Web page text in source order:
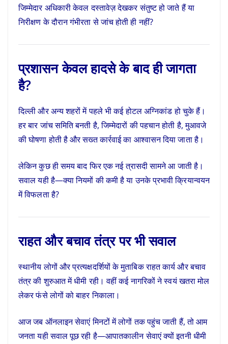
जिम्मेदार अधिकारी केवल दस्तावेज़ देखकर संतुष्ट हो जाते हैं या
निरीक्षण के दौरान गंभीरता से जांच होती ही नहीं?
प्रशासन केवल हादसे के बाद ही जागता
है?
दिल्ली और अन्य शहरों में पहले भी कई होटल अग्निकांड हो चुके हैं।
हर बार जांच समिति बनती है, जिम्मेदारों की पहचान होती है, मुआवजे
की घोषणा होती है और सख्त कार्रवाई का आश्वासन दिया जाता है।
लेकिन कुछ ही समय बाद फिर एक नई त्रासदी सामने आ जाती है।
सवाल यही है—क्या नियमों की कमी है या उनके प्रभावी क्रियान्वयन
में विफलता है?
राहत और बचाव तंत्र पर भी सवाल
स्थानीय लोगों और प्रत्यक्षदर्शियों के मुताबिक राहत कार्य और बचाव
तंत्र की शुरुआत में धीमी रही। वहीं कई नागरिकों ने स्वयं खतरा मोल
लेकर फंसे लोगों को बाहर निकाला।
आज जब ऑनलाइन सेवाएं मिनटों में लोगों तक पहुंच जाती हैं, तो आम
जनता यही सवाल पूछ रही है—आपातकालीन सेवाएं क्यों इतनी धीमी